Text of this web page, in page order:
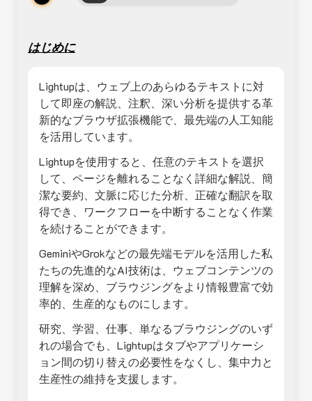
はじめに
Lightupは、ウェブ上のあらゆるテキストに対
して即座の解説、注釈、深い分析を提供する革
新的なブラウザ拡張機能で、最先端の人工知能
を活用しています。
Lightupを使用すると、任意のテキストを選択
して、ページを離れることなく詳細な解説、簡
潔な要約、文脈に応じた分析、正確な翻訳を取
得でき、ワークフローを中断することなく作業
を続けることができます。
GeminiやGrokなどの最先端モデルを活用した私
たちの先進的なAI技術は、ウェブコンテンツの
理解を深め、ブラウジングをより情報豊富で効
率的、生産的なものにします。
研究、学習、仕事、単なるブラウジングのいず
れの場合でも、Lightupはタブやアプリケーシ
ョン間の切り替えの必要性をなくし、集中力と
生産性の維持を支援します。